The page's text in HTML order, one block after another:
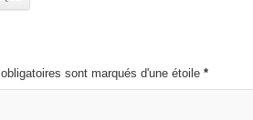
sont marqués d'une étoile *